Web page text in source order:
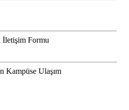
Formu
Kampüse Ulaşım